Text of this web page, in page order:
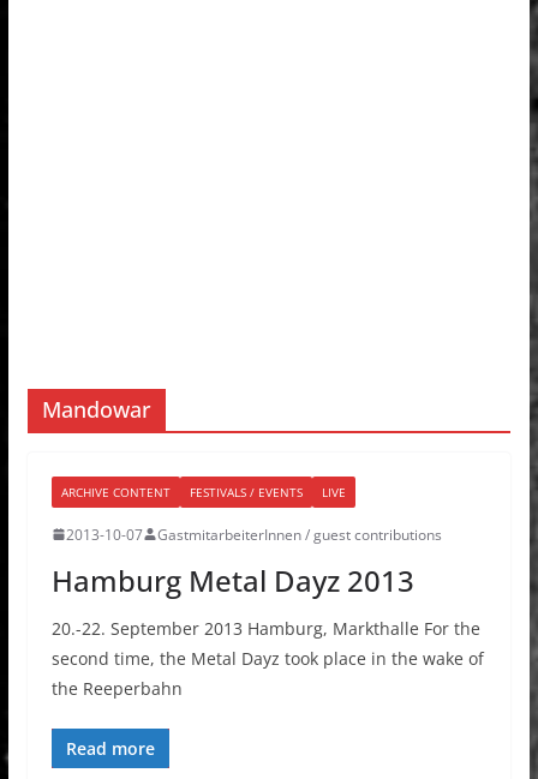
Mandowar
ARCHIVE CONTENT FESTIVALS / EVENTS LIVE
2013-10-07 GastmitarbeiterInnen / guest contributions
Hamburg Metal Dayz 2013
20.-22. September 2013 Hamburg, Markthalle For the
second time, the Metal Dayz took place in the wake of
the Reeperbahn
Read more